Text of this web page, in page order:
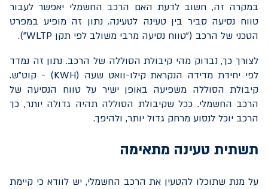
במקרה זה, חשוב לדעת האם הרכב החשמלי יאפשר לעבור
טווח נסיעה סביר בין טעינה לטעינה. נתון זה מופיע במפרט
הטכני של הרכב ("טווח נסיעה מרבי משולב לפי תקן WLTP
").
לצורך כך, נבדוק מהי קיבולת הסוללה של הרכב. נתון זה נמדד
לפי יחידת מדידה הנקראת קילו-וואט שעה (KWH) - קוט"ש.
קיבולת הסוללה משפיעה באופן ישיר על טווח הנסיעה של
הרכב החשמלי. ככל שקיבולת הסוללה תהיה גדולה יותר, כך
הרכב יוכל לנסוע מרחק גדול יותר, ולהיפך.
תשתית טעינה מתאימה
על מנת שתוכלו להטעין את הרכב החשמלי, יש לוודא כי קיימת